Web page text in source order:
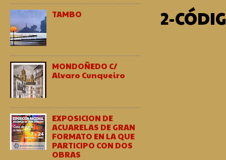
2-
TAMBO
MONDOÑEDO C/
Alvaro Cunqueiro
EXPOSICION DE
ACUARELAS DE GRAN
FORMATO EN LA QUE
PARTICIPO CON DOS
OBRAS